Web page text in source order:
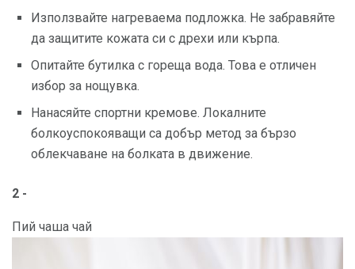
Използвайте нагреваема подложка. Не забравяйте
да защитите кожата си с дрехи или кърпа.
Опитайте бутилка с гореща вода. Това е отличен
избор за нощувка.
Нанасяйте спортни кремове. Локалните
болкоуспокояващи са добър метод за бързо
облекчаване на болката в движение.
2 -
Пий чаша чай